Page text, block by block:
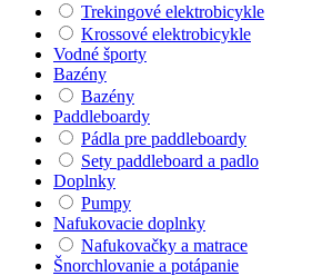
Trekingové elektrobicykle
Krossové elektrobicykle
Vodné športy
Bazény
Bazény
Paddleboardy
Pádla pre paddleboardy
Sety paddleboard a padlo
Doplnky
Pumpy
Nafukovacie doplnky
Nafukovačky a matrace
Šnorchlovanie a potápanie